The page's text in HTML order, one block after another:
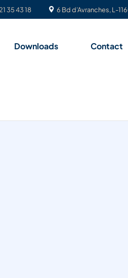
35 43 18 6 Bd d’Avranches, L-
Downloads Contact